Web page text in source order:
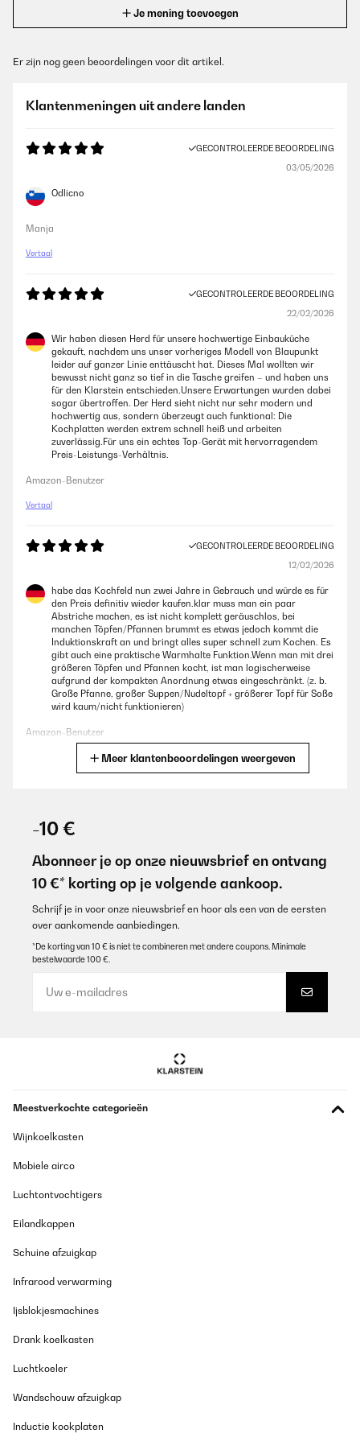
Je mening toevoegen
Er zijn nog geen beoordelingen voor dit artikel.
Klantenmeningen uit andere landen
GECONTROLEERDE BEOORDELING
03/05/2026
Odlicno
Manja
Vertaal
GECONTROLEERDE BEOORDELING
22/02/2026
Wir haben diesen Herd für unsere hochwertige Einbauküche
gekauft, nachdem uns unser vorheriges Modell von Blaupunkt
leider auf ganzer Linie enttäuscht hat. Dieses Mal wollten wir
bewusst nicht ganz so tief in die Tasche greifen – und haben uns
für den Klarstein entschieden.Unsere Erwartungen wurden dabei
sogar übertroffen. Der Herd sieht nicht nur sehr modern und
hochwertig aus, sondern überzeugt auch funktional: Die
Kochplatten werden extrem schnell heiß und arbeiten
zuverlässig.Für uns ein echtes Top-Gerät mit hervorragendem
Preis-Leistungs-Verhältnis.
Amazon-Benutzer
Vertaal
GECONTROLEERDE BEOORDELING
12/02/2026
habe das Kochfeld nun zwei Jahre in Gebrauch und würde es für
den Preis definitiv wieder kaufen.klar muss man ein paar
Abstriche machen, es ist nicht komplett geräuschlos, bei
manchen Töpfen/Pfannen brummt es etwas jedoch kommt die
Induktionskraft an und bringt alles super schnell zum Kochen. Es
gibt auch eine praktische Warmhalte Funktion.Wenn man mit drei
größeren Töpfen und Pfannen kocht, ist man logischerweise
aufgrund der kompakten Anordnung etwas eingeschränkt. (z. b.
Große Pfanne, großer Suppen/Nudeltopf + größerer Topf für Soße
wird kaum/nicht funktionieren)
Amazon-Benutzer
simple de la plaque
Utilisateur d'Amazon
Vertaal
GECONTROLEERDE BEOORDELING
doet wat het moet doen....inbouw eenvoudig. hebt natuurlijk een
23/11/2025
Super Qualität
Vertaal
Sehr schnelles aufheizen, leiser Betrieb. Wirkt und ist hochwertig
Vertaal
Nederlandse handleiding
Meer klantenbeoordelingen weergeven
-10 €
Abonneer je op onze nieuwsbrief en ontvang
10 €* korting op je volgende aankoop.
Schrijf je in voor onze nieuwsbrief en hoor als een van de eersten
over aankomende aanbiedingen.
*De korting van 10 € is niet te combineren met andere coupons. Minimale
bestelwaarde 100 €.
Meestverkochte categorieën
Wijnkoelkasten
Mobiele airco
Luchtontvochtigers
Eilandkappen
Schuine afzuigkap
Infrarood verwarming
Ijsblokjesmachines
Drank koelkasten
Luchtkoeler
Wandschouw afzuigkap
Inductie kookplaten